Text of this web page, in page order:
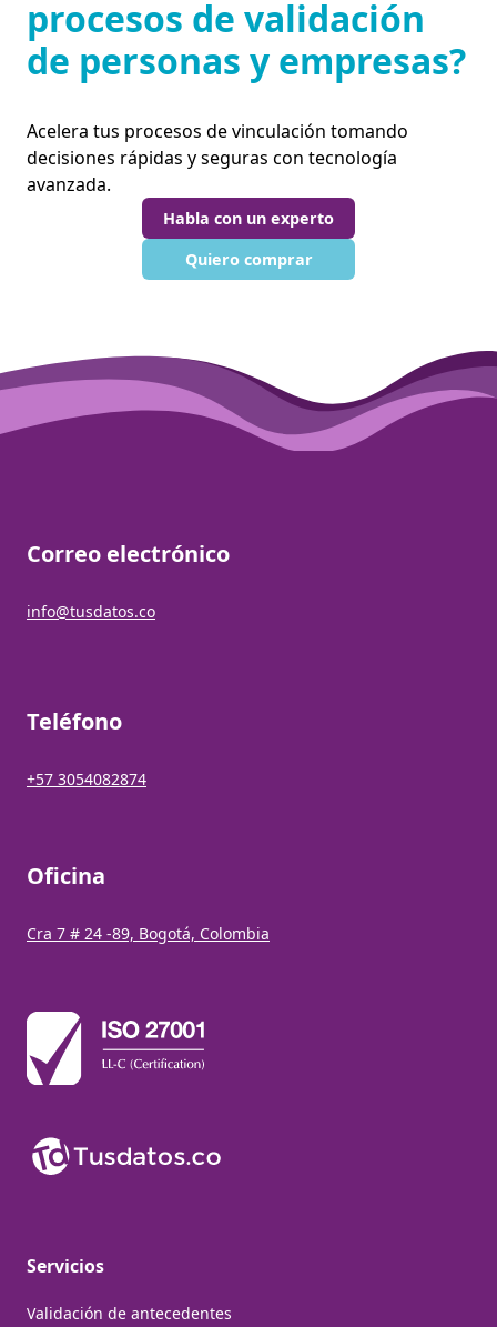
procesos de validación
de personas y empresas?
Acelera tus procesos de vinculación tomando
decisiones rápidas y seguras con tecnología
avanzada.
Habla con un experto
Quiero comprar
Correo electrónico
info@tusdatos.co
Teléfono
+57 3054082874
Oficina
Cra 7 # 24 -89, Bogotá, Colombia
Servicios
Validación de antecedentes